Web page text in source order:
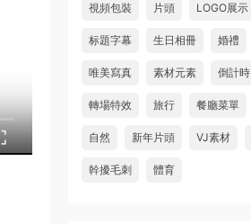
視頻包裝 片頭 LOGO展示
标題字幕 生日相冊 婚禮
唯美寫真 素材元素 倒計時
轉場特效 旅行 餐廳菜單
自然 新年片頭 VJ素材
幹擾毛刺 體育